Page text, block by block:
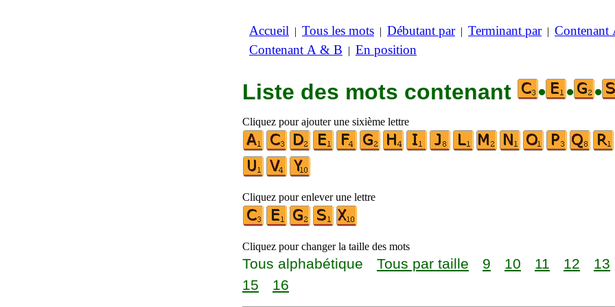
Accueil | Tous les mots | Débutant par| Terminant par| Contenant
Contenant A & B | En position
Liste des mots contenant • • •
Cliquez pour ajouter une sixième lettre
Cliquez pour enlever une lettre
Cliquez pour changer la taille des mots
Tous alphabétique Tous par taille 9 10 11 12 13
15
16